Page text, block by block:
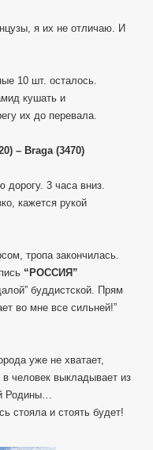
я их не отличаю. И
10 шт. осталось.
кушать и
их до перевала.
– Braga (3470)
дорогу. 3 часа вниз.
кажется рукой
тропа закончилась.
“РОССИЯ”
буддистской. Прям
во мне все сильней!”
уже не хватает,
человек выкладывает из
Родины…
стояла и стоять будет!